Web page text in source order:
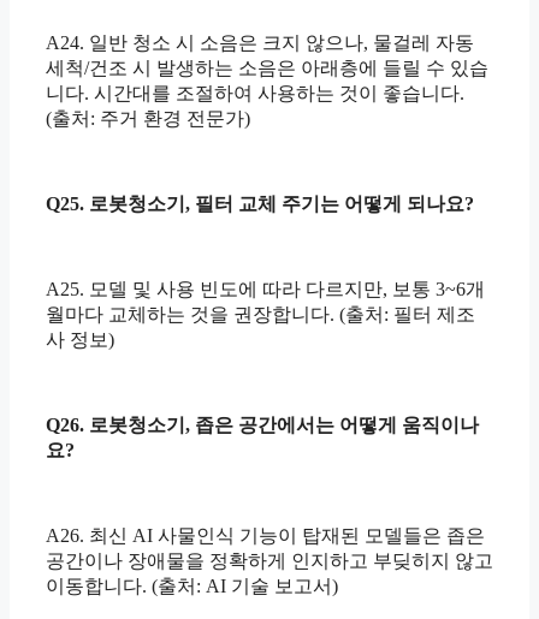
A24. 일반 청소 시 소음은 크지 않으나, 물걸레 자동
세척/건조 시 발생하는 소음은 아래층에 들릴 수 있습
니다. 시간대를 조절하여 사용하는 것이 좋습니다.
(출처: 주거 환경 전문가)
Q25. 로봇청소기, 필터 교체 주기는 어떻게 되나요?
A25. 모델 및 사용 빈도에 따라 다르지만, 보통 3~6개
월마다 교체하는 것을 권장합니다. (출처: 필터 제조
사 정보)
Q26. 로봇청소기, 좁은 공간에서는 어떻게 움직이나
요?
A26. 최신 AI 사물인식 기능이 탑재된 모델들은 좁은
공간이나 장애물을 정확하게 인지하고 부딪히지 않고
이동합니다. (출처: AI 기술 보고서)